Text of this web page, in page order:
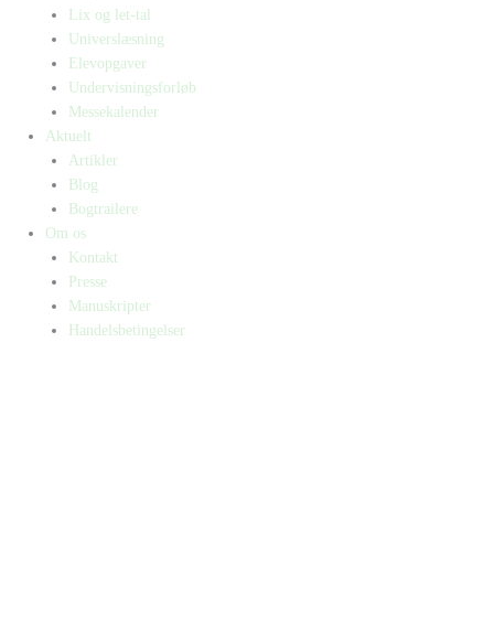
Lix og let-tal
Universlæsning
Elevopgaver
Undervisningsforløb
Messekalender
Aktuelt
Artikler
Blog
Bogtrailere
Om os
Kontakt
Presse
Manuskripter
Handelsbetingelser